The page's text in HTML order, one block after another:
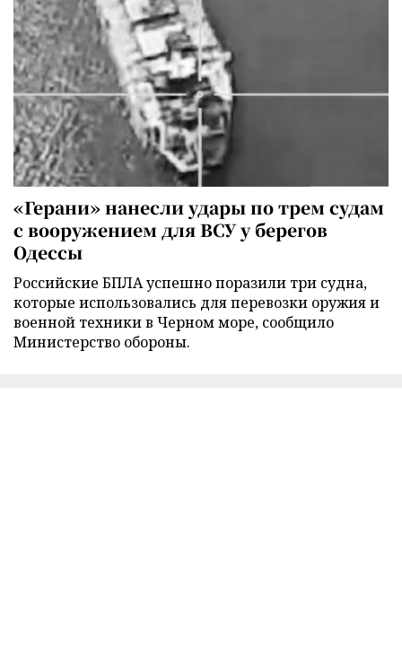
«Герани» нанесли удары по трем судам
с вооружением для ВСУ у берегов
Одессы
Российские БПЛА успешно поразили три судна,
которые использовались для перевозки оружия и
военной техники в Черном море, сообщило
Министерство обороны.